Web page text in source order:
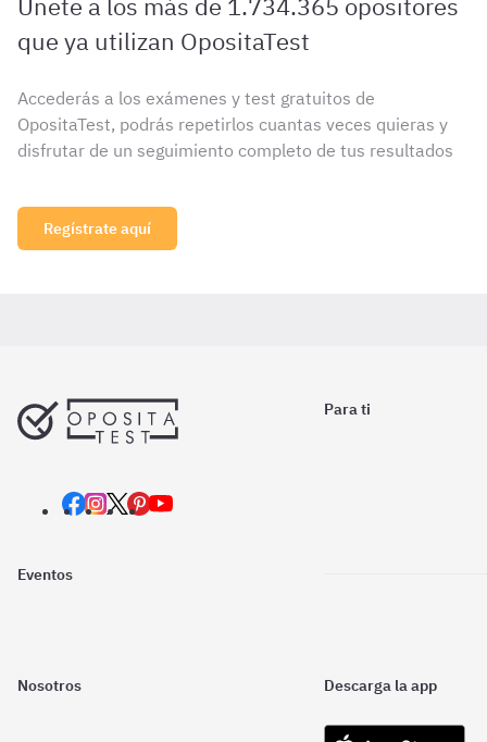
que ya utilizan OpositaTest
Accederás a los exámenes y test gratuitos de
OpositaTest, podrás repetirlos cuantas veces quieras y
disfrutar de un seguimiento completo de tus resultados
Regístrate aquí
Para ti
Eventos
Nosotros Descarga la app